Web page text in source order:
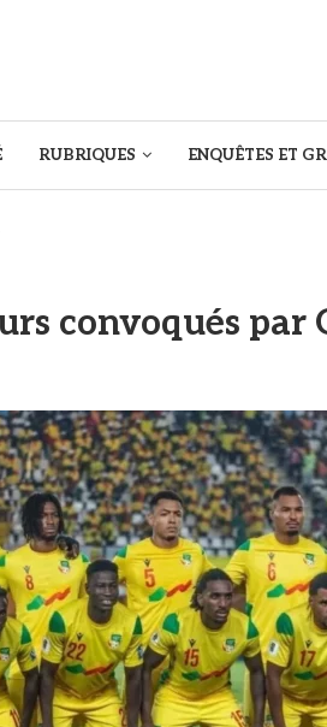
RUBRIQUES ENQUÊTES ET
convoqués par